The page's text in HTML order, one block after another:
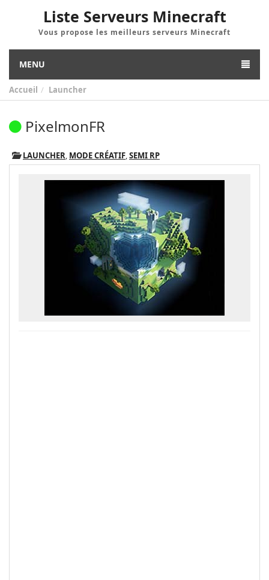
Liste Serveurs Minecraft
Vous propose les meilleurs serveurs Minecraft
MENU
Accueil Launcher
PixelmonFR
LAUNCHER, MODE CRÉATIF,SEMI RP